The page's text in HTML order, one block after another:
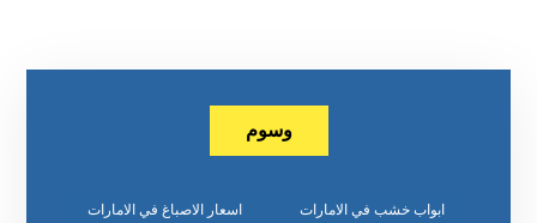
وسوم
ابواب خشب في الامارات اسعار الاصباغ في الامارات